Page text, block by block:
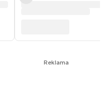
Reklama